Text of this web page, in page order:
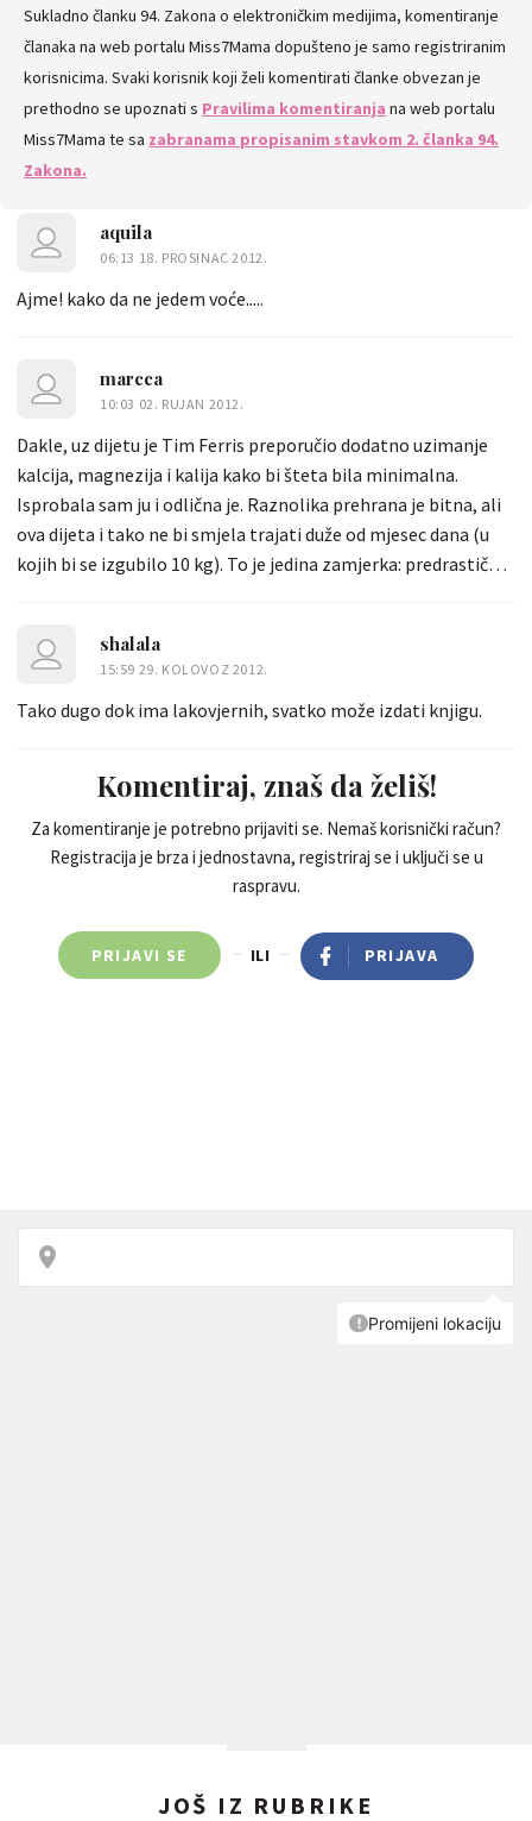
KOMENTARE
Sukladno članku 94. Zakona o elektroničkim medijima, komentiranje
članaka na web portalu Miss7Mama dopušteno je samo registriranim
korisnicima. Svaki korisnik koji želi komentirati članke obvezan je
prethodno se upoznati s Pravilima komentiranja na web portalu
Miss7Mama te sa zabranama propisanim stavkom 2. članka 94.
Zakona.
aquila
06:13 18. PROSINAC 2012.
Ajme! kako da ne jedem voće.....
marcca
10:03 02. RUJAN 2012.
Dakle, uz dijetu je Tim Ferris preporučio dodatno uzimanje
kalcija, magnezija i kalija kako bi šteta bila minimalna.
Isprobala sam ju i odlična je. Raznolika prehrana je bitna, ali
ova dijeta i tako ne bi smjela trajati duže od mjesec dana (u
kojih bi se izgubilo 10 kg). To je jedina zamjerka: predrastičan
dovela tijelo u stanje deficita nekih bitnih vitamina, minerala
i sl. Uglavnom, ako se ova dijeta vremenski ograniči, nema
nikakvih posljedica, a efekt je odličan. Svakako ju
shalala
15:59 29. KOLOVOZ 2012.
Tako dugo dok ima lakovjernih, svatko može izdati knjigu.
Komentiraj, znaš da želiš!
Za komentiranje je potrebno prijaviti se. Nemaš korisnički račun?
Registracija je brza i jednostavna, registriraj se i uključi se u
raspravu.
PRIJAVI SE ILI PRIJAVA
JOŠ IZ RUBRIKE